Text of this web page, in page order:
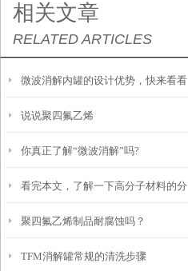
相关文章
RELATED ARTICLES
微波消解内罐的设计优势，快来看看
吧
说说聚四氟乙烯
你真正了解“微波消解”吗?
看完本文，了解一下高分子材料的分
类
聚四氟乙烯制品耐腐蚀吗？
TFM消解罐常规的清洗步骤